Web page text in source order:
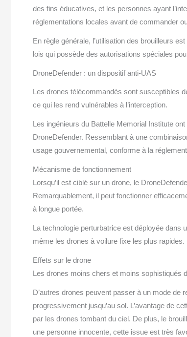
des fins éducatives, et les personnes ayant
réglementations locales avant de commander
En règle générale, l’utilisation des brouilleurs
lois qui possède des autorisations spéciales
DroneDefender : un dispositif anti-UAS
Les drones télécommandés sont susceptibles
ce qui les rend vulnérables à l’interception.
Les ingénieurs du Battelle Memorial Institute
DroneDefender. Ressemblant à une
usage gouvernemental, conforme à la
Mécanisme de fonctionnement
Lorsqu’il est ciblé sur un drone, le
Remarquablement, il peut fonctionner
à longue portée.
La technologie perturbatrice est déployée dans
même les drones à voilure fixe les plus rapides.
Effets sur le drone
Les drones moins chers et moins sophistiqués
D’autres drones peuvent passer à un mode de
progressivement jusqu’au sol. L’avantage de
par les drones tombant du ciel. De plus, le
une personne innocente, cette issue est très